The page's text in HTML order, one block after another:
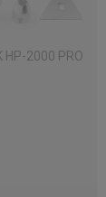
2000 PRO